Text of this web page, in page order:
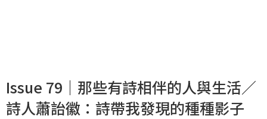
Issue 79｜那些有詩相伴的人與生活／
詩人蕭詒徽：詩帶我發現的種種影子